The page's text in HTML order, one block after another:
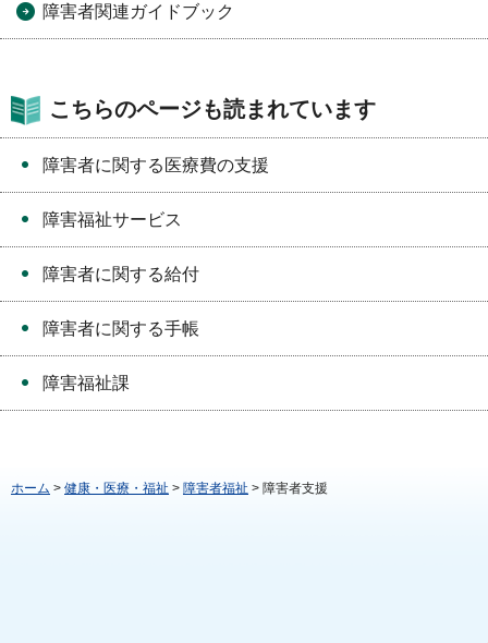
障害者関連ガイドブック
こちらのページも読まれています
障害者に関する医療費の支援
障害福祉サービス
障害者に関する給付
障害者に関する手帳
障害福祉課
ホーム > 健康・医療・福祉 > 障害者福祉 > 障害者支援